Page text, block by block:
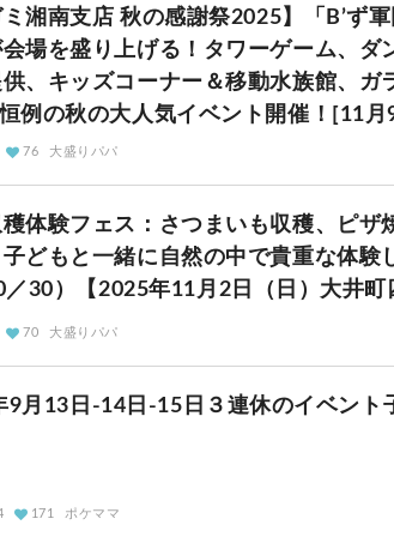
ミ湘南支店 秋の感謝祭2025】「B’ず
場を盛り上げる！タワーゲーム、ダ
、キッズコーナー＆移動水族館、ガ
例の秋の大人気イベント開催！[11月
76 大盛りパパ
体験フェス：さつまいも収穫、ピザ
どもと一緒に自然の中で貴重な体験
30）【2025年11月2日（日）大井町
70 大盛りパパ
9月13日-14日-15日３連休のイベント
171 ポケママ